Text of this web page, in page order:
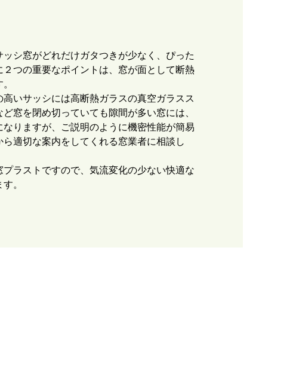
シ窓がどれだけガタつきが少なく、ぴった
つの重要なポイントは、窓が面として断熱
いサッシには高断熱ガラスの真空ガラスス
窓を閉め切っていても隙間が多い窓には、
りますが、ご説明のように機密性能が簡易
適切な案内をしてくれる窓業者に相談し
ラストですので、気流変化の少ない快適な
。